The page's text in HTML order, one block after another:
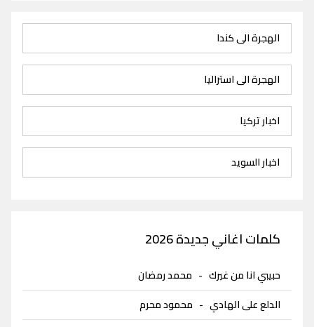
الهجرة الى كندا
الهجرة الى استراليا
اخبار تركيا
اخبار السويد
كلمات اغاني جديدة 2026
حبيبي انا من غيرك - محمد رمضان
الدلع على الهادي - محمود محرم